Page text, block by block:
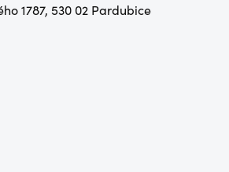
1787, 530 02 Pardubice